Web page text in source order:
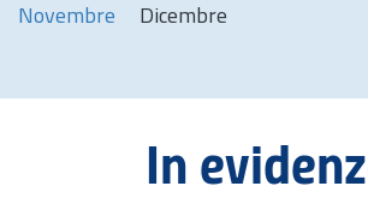
Novembre
Dicembre
In